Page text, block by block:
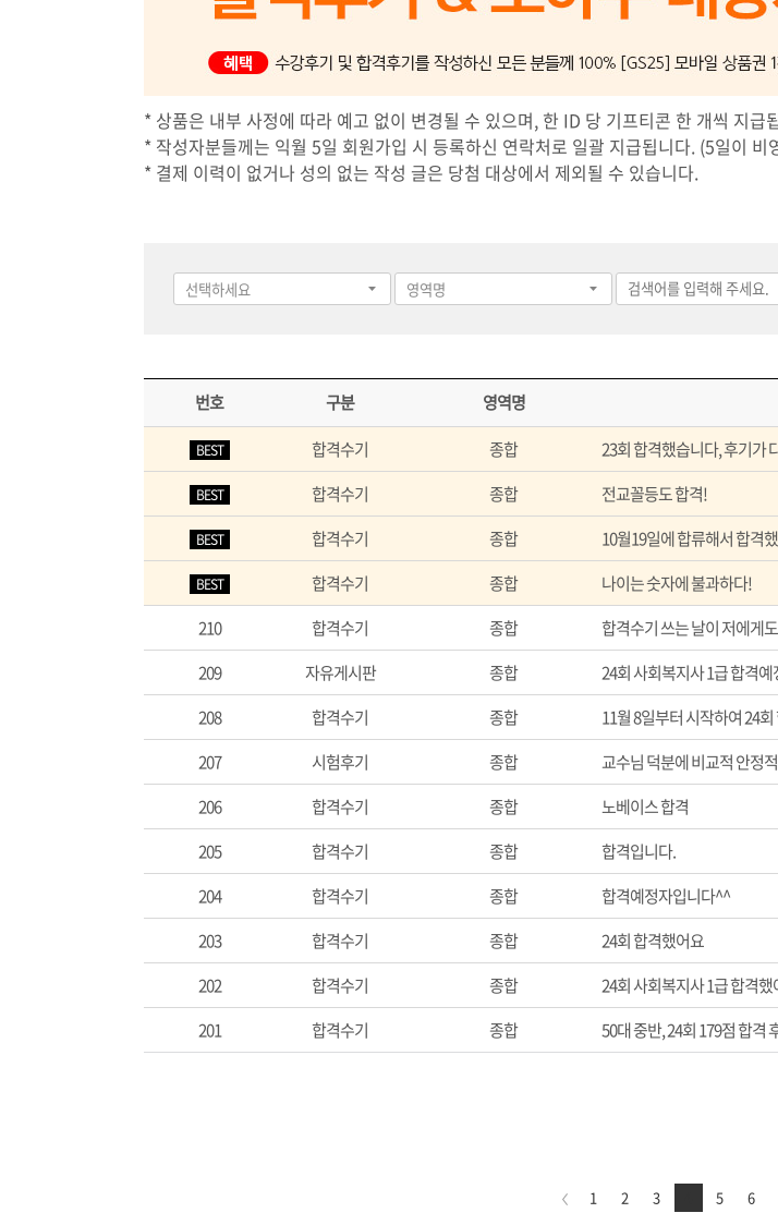
* 상품은 내부 사정에 따라 예고 없이 변경될 수 있으며, 한 ID 당 기프티콘 한 개씩 지급
* 작성자분들께는 익월 5일 회원가입 시 등록하신 연락처로 일괄 지급됩니다. (5일이 비
* 결제 이력이 없거나 성의 없는 작성 글은 당첨 대상에서 제외될 수 있습니다.
번호 구분 영역명
BEST 합격수기 종합 23회 합격했습니다, 후기가
BEST 합격수기 종합 전교꼴등도 합격!
BEST 합격수기 종합 10월19일에 합류해서 합격
BEST 합격수기 종합 나이는 숫자에 불과하다!
210
합격수기 종합 합격수기 쓰는 날이 저에게
209
자유게시판 종합 24회 사회복지사 1급 합격예
208
합격수기 종합 11월 8일부터 시작하여 24
207
시험후기 종합 교수님 덕분에 비교적 안정
206
합격수기 종합 노베이스 합격
205
합격수기 종합 합격입니다.
204
합격수기 종합 합격예정자입니다^^
203
합격수기 종합 24회 합격했어요
202
합격수기 종합 24회 사회복지사 1급 합격
201
합격수기 종합 50대 중반, 24회 179점 합격
1 2 3 5 6